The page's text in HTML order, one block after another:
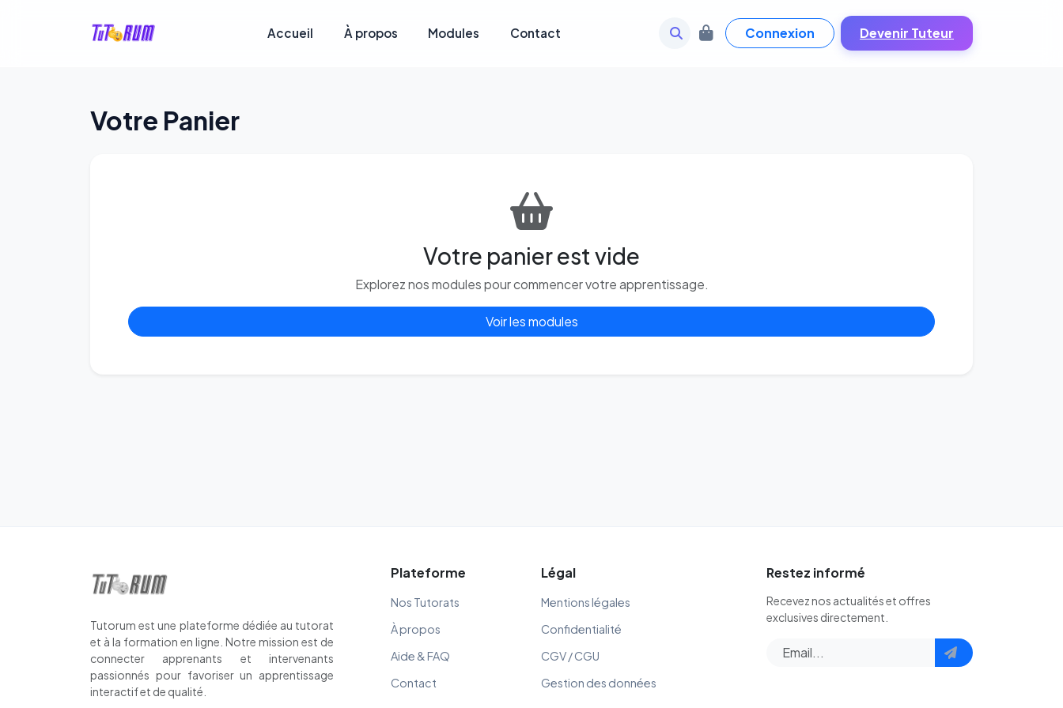
Accueil À propos Modules Contact Connexion Devenir Tuteur
Votre Panier
Votre panier est vide
Explorez nos modules pour commencer votre apprentissage.
Voir les modules
Tutorum est une plateforme dédiée au tutorat
et à la formation en ligne. Notre mission est de
connecter apprenants et intervenants
passionnés pour favoriser un apprentissage
interactif et de qualité.
Plateforme
Nos Tutorats
À propos
Aide & FAQ
Contact
Légal
Mentions légales
Confidentialité
CGV / CGU
Gestion des données
Restez informé
Recevez nos actualités et offres
exclusives directement.